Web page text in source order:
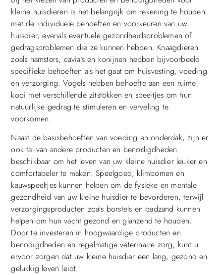
kleine huisdieren is het belangrijk om rekening te houden
met de individuele behoeften en voorkeuren van uw
huisdier, evenals eventuele gezondheidsproblemen of
gedragsproblemen die ze kunnen hebben. Knaagdieren
zoals hamsters, cavia’s en konijnen hebben bijvoorbeeld
specifieke behoeften als het gaat om huisvesting, voeding
en verzorging. Vogels hebben behoefte aan een ruime
kooi met verschillende zitstokken en speeltjes om hun
natuurlijke gedrag te stimuleren en verveling te
voorkomen.
Naast de basisbehoeften van voeding en onderdak, zijn er
ook tal van andere producten en benodigdheden
beschikbaar om het leven van uw kleine huisdier leuker en
comfortabeler te maken. Speelgoed, klimbomen en
kauwspeeltjes kunnen helpen om de fysieke en mentale
gezondheid van uw kleine huisdier te bevorderen, terwijl
verzorgingsproducten zoals borstels en badzand kunnen
helpen om hun vacht gezond en glanzend te houden.
Door te investeren in hoogwaardige producten en
benodigdheden en regelmatige veterinaire zorg, kunt u
ervoor zorgen dat uw kleine huisdier een lang, gezond en
gelukkig leven leidt.